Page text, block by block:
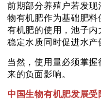
前期部分养殖户若发
物有机肥作为基础肥
有机肥的使用，池子内
稳定水质同时促进水产
当然，使用量必须掌
来的负面影响。
中国生物有机肥发展受